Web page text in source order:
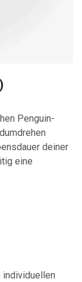
Penguin-
deiner
eine
individuellen